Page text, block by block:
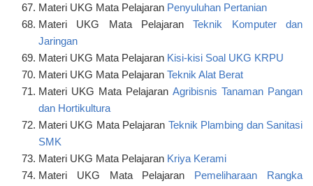
Materi UKG Mata Pelajaran Penyuluhan Pertanian
Materi UKG Mata PelajaranTeknik Komputer dan
Jaringan
Materi UKG Mata Pelajaran Kisi-kisi Soal UKG KRPU
Materi UKG Mata Pelajaran Teknik Alat Berat
Materi UKG Mata Pelajaran Agribisnis Tanaman Pangan
dan Hortikultura
Materi UKG Mata Pelajaran Teknik Plambing dan Sanitasi
SMK
Materi UKG Mata Pelajaran Kriya Kerami
Materi UKG Mata Pelajaran Pemeliharaan Rangka